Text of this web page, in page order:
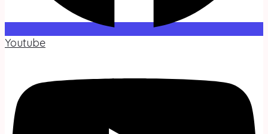
Youtube